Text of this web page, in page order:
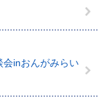
会inおんがみらい